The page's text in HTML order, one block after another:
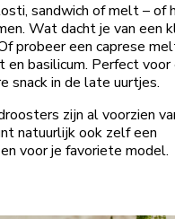
sandwich of melt – of
Wat dacht je van een
probeer een caprese
en basilicum. Perfect voor
snack in de late uurtjes.
zijn al voorzien
natuurlijk ook zelf een
voor je favoriete model.